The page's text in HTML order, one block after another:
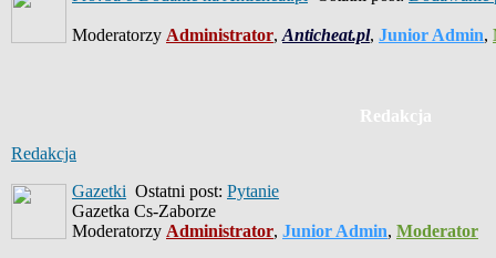
Moderatorzy Administrator, Anticheat.pl, Junior Admin,
Redakcja
Redakcja
Gazetki Ostatni post: Pytanie
Gazetka Cs-Zaborze
Moderatorzy Administrator, Junior Admin, Moderator